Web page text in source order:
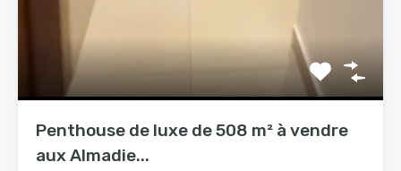
Penthouse de luxe de 508 m² à vendre
aux Almadie...